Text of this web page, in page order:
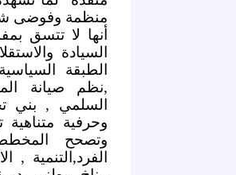
منظمة وفوضى
أنها لا تتسق
السيادة
الطبقة
,نظم صيانة
السلمي , بني
وحرفية
وتصحح
الفرد,التنمية ,